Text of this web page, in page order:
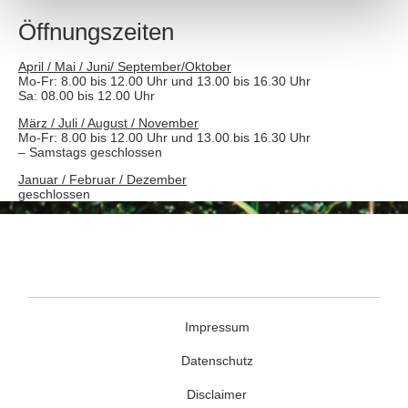
Öffnungszeiten
April / Mai / Juni/ September/Oktober
Mo-Fr: 8.00 bis 12.00 Uhr und 13.00 bis 16.30 Uhr
Sa: 08.00 bis 12.00 Uhr
März / Juli / August / November
Mo-Fr: 8.00 bis 12.00 Uhr und 13.00 bis 16.30 Uhr
– Samstags geschlossen
Januar / Februar / Dezember
geschlossen
Impressum
Datenschutz
Disclaimer